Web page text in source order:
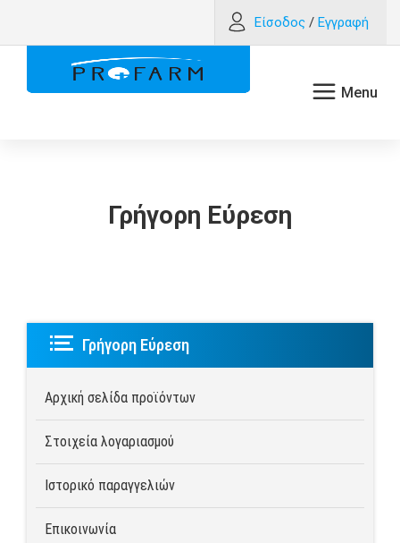
Είσοδος / Εγγραφή
Γρήγορη Εύρεση
Γρήγορη Εύρεση
Αρχική σελίδα προϊόντων
Στοιχεία λογαριασμού
Ιστορικό παραγγελιών
Επικοινωνία